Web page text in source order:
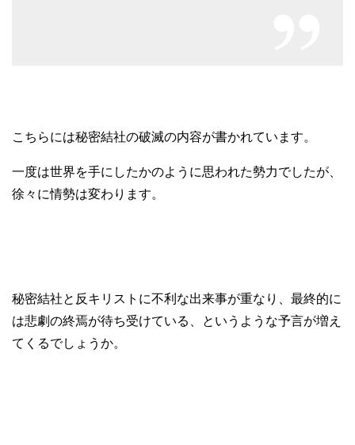
こちらには秘密結社の破滅の内容が書かれています。
一度は世界を手にしたかのように思われた勢力でしたが、
徐々に情勢は変わります。
秘密結社と反キリストに不利な出来事が重なり、最終的に
は悲劇の終焉が待ち受けている、というような予言が増え
てくるでしょうか。